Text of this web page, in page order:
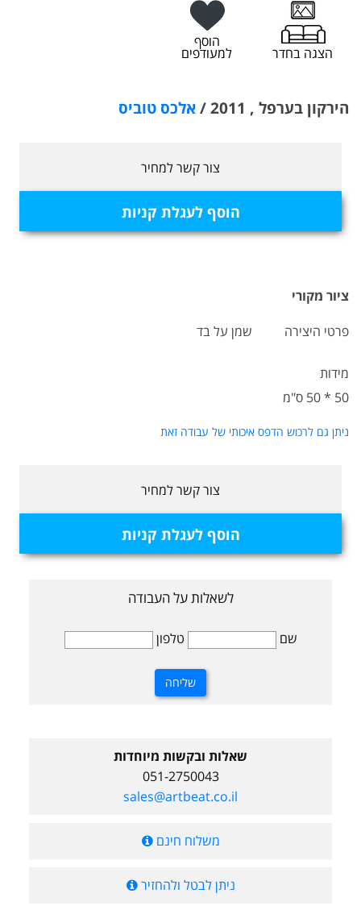
הצגה בחדר
הוסף
למעודפים
הירקון בערפל , 2011 / אלכס טוביס
צור קשר למחיר
הוסף לעגלת קניות
ציור מקורי
פרטי היצירה
שמן על בד
מידות
50 * 50 ס"מ
ניתן גם לרכוש הדפס איכותי של עבודה זאת
צור קשר למחיר
הוסף לעגלת קניות
לשאלות על העבודה
שם טלפון
שאלות ובקשות מיוחדות
051-2750043
sales@artbeat.co.il
משלוח חינם
ניתן לבטל ולהחזיר